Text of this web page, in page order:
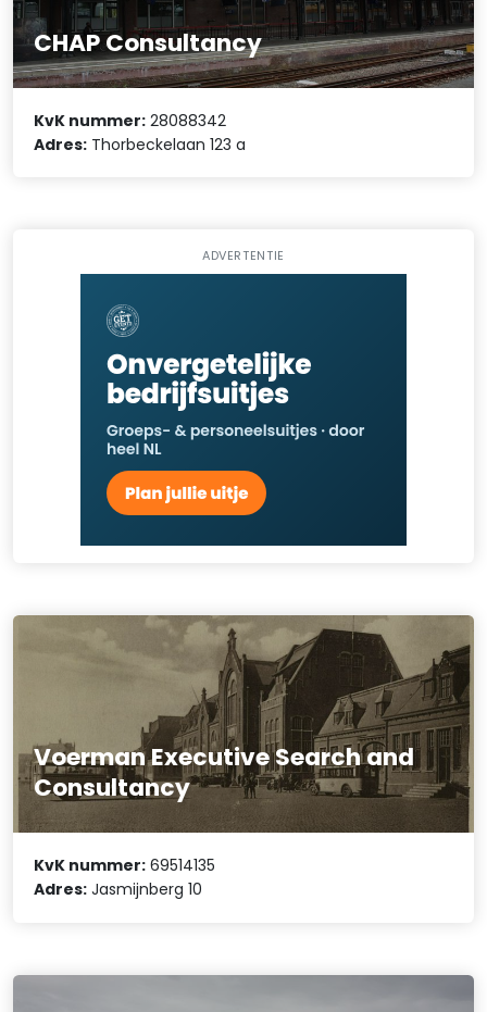
CHAP Consultancy
KvK nummer: 28088342
Adres: Thorbeckelaan 123 a
ADVERTENTIE
Voerman Executive Search and
Consultancy
KvK nummer: 69514135
Adres: Jasmijnberg 10